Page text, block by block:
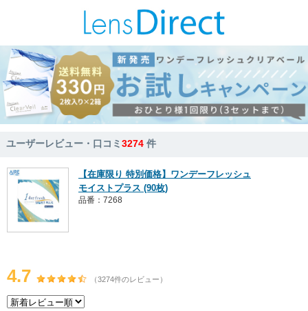
ユーザーレビュー・口コミ3274 件
【在庫限り 特別価格】ワンデーフレッシュ
モイストプラス (90枚)
品番：7268
4.7 （3274件のレビュー）